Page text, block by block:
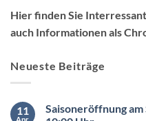
Hier finden Sie
auch Informationen als
Neueste Beiträge
11
Apr.
Saisoneröffnung am